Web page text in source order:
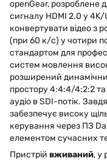
openGear, розроблене
сигналу HDMI 2.0 у
конвертувати відео з
(при 60 к/с) у чотири
стандартом для
систем мовлення
розширений
простору 4:4:4/4:2:2
аудіо в SDI-потік.
забезпечує високу
керування через ПЗ
елементом сучасних
Пристрій вживаний, у